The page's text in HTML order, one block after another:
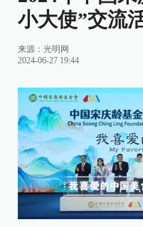
小大使”交流
来源： 光明网
2024-06-27 19:44